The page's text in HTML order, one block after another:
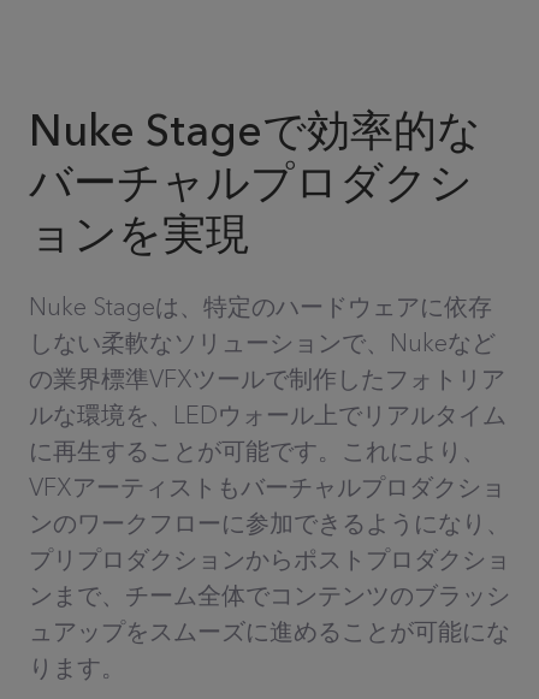
Nuke Stageで効率的な
バーチャルプロダクシ
ョンを実現
Nuke Stageは、特定のハードウェアに依存
しない柔軟なソリューションで、Nukeなど
の業界標準VFXツールで制作したフォトリア
ルな環境を、LEDウォール上でリアルタイム
に再生することが可能です。これにより、
VFXアーティストもバーチャルプロダクショ
ンのワークフローに参加できるようになり、
プリプロダクションからポストプロダクショ
ンまで、チーム全体でコンテンツのブラッシ
ュアップをスムーズに進めることが可能にな
ります。